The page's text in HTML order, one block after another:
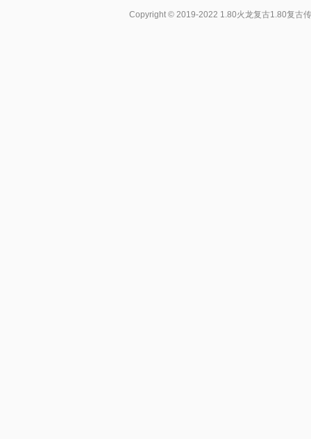
Copyright © 2019-2022 1.80火龙复古1.80复古